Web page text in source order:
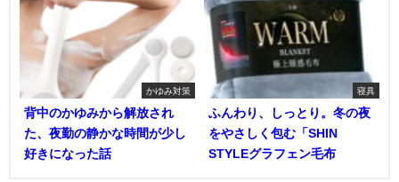
かゆみ対策
背中のかゆみから解放され
た、夜勤の静かな時間が少し
好きになった話
寝具
ふんわり、しっとり。冬の夜
をやさしく包む「SHIN
STYLEグラフェン毛布